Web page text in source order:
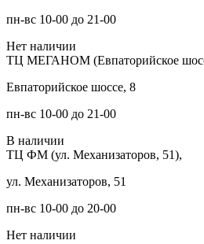
пн-вс 10-00 до 21-00
Нет наличии
ТЦ МЕГАНОМ (Евпаторийское
Евпаторийское шоссе, 8
пн-вс 10-00 до 21-00
В наличии
ТЦ ФМ (ул. Механизаторов, 51),
ул. Механизаторов, 51
пн-вс 10-00 до 20-00
Нет наличии